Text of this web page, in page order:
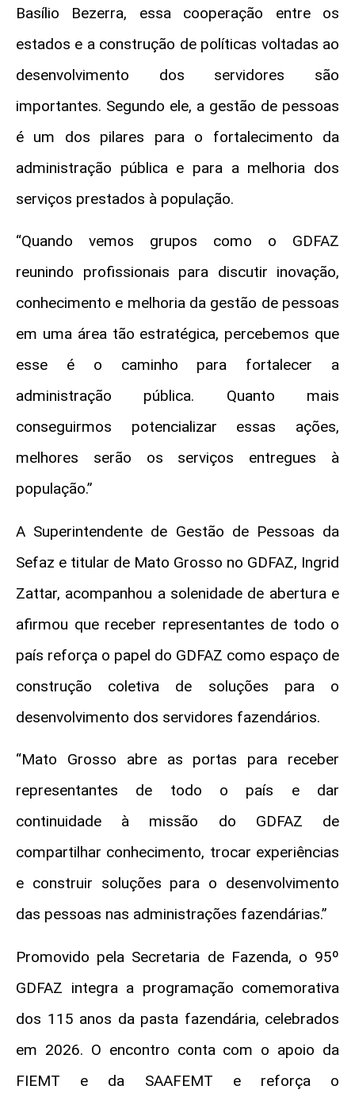
Basílio Bezerra, essa cooperação entre os
estados e a construção de políticas voltadas ao
desenvolvimento dos servidores são
importantes. Segundo ele, a gestão de pessoas
é um dos pilares para o fortalecimento da
administração pública e para a melhoria dos
serviços prestados à população.
“Quando vemos grupos como o GDFAZ
reunindo profissionais para discutir inovação,
conhecimento e melhoria da gestão de pessoas
em uma área tão estratégica, percebemos que
esse é o caminho para fortalecer a
administração pública. Quanto mais
conseguirmos potencializar essas ações,
melhores serão os serviços entregues à
população.”
A Superintendente de Gestão de Pessoas da
Sefaz e titular de Mato Grosso no GDFAZ, Ingrid
Zattar, acompanhou a solenidade de abertura e
afirmou que receber representantes de todo o
país reforça o papel do GDFAZ como espaço de
construção coletiva de soluções para o
desenvolvimento dos servidores fazendários.
“Mato Grosso abre as portas para receber
representantes de todo o país e dar
continuidade à missão do GDFAZ de
compartilhar conhecimento, trocar experiências
e construir soluções para o desenvolvimento
das pessoas nas administrações fazendárias.”
Promovido pela Secretaria de Fazenda, o 95º
GDFAZ integra a programação comemorativa
dos 115 anos da pasta fazendária, celebrados
em 2026. O encontro conta com o apoio da
FIEMT e da SAAFEMT e reforça o